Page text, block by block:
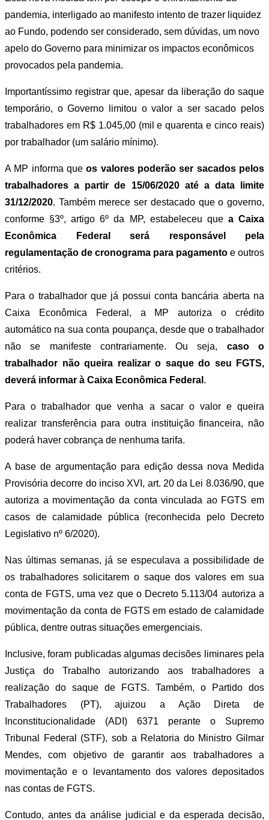
pandemia, interligado ao manifesto intento de trazer liquidez
ao Fundo, podendo ser considerado, sem dúvidas, um novo
apelo do Governo para minimizar os impactos econômicos
provocados pela pandemia.
Importantíssimo registrar que, apesar da liberação do saque
temporário, o Governo limitou o valor a ser sacado pelos
trabalhadores em R$ 1.045,00 (mil e quarenta e cinco reais)
por trabalhador (um salário mínimo).
A MP informa queos valores poderão ser sacados pelos
trabalhadores a partir de 15/06/2020 até a data limite
31/12/2020. Também merece ser destacado que o governo,
conforme §3º, artigo 6º da MP, estabeleceu que a Caixa
Econômica Federal será responsável pela
regulamentação de cronograma para pagamento e outros
critérios.
Para o trabalhador que já possui conta bancária aberta na
Caixa Econômica Federal, a MP autoriza o crédito
automático na sua conta poupança, desde que o trabalhador
não se manifeste contrariamente. Ou seja, caso o
trabalhador não queira realizar o saque do seu FGTS,
deverá informar à Caixa Econômica Federal .
Para o trabalhador que venha a sacar o valor e queira
realizar transferência para outra instituição financeira, não
poderá haver cobrança de nenhuma tarifa.
A base de argumentação para edição dessa nova Medida
Provisória decorre do inciso XVI, art. 20 da Lei 8.036/90, que
autoriza a movimentação da conta vinculada ao FGTS em
casos de calamidade pública (reconhecida pelo Decreto
Legislativo nº 6/2020).
Nas últimas semanas, já se especulava a possibilidade de
os trabalhadores solicitarem o saque dos valores em sua
conta de FGTS, uma vez que o Decreto 5.113/04 autoriza a
movimentação da conta de FGTS em estado de calamidade
pública, dentre outras situações emergenciais.
Inclusive, foram publicadas algumas decisões liminares pela
Justiça do Trabalho autorizando aos trabalhadores a
realização do saque de FGTS. Também, o Partido dos
Trabalhadores (PT), ajuizou a Ação Direta de
Inconstitucionalidade (ADI) 6371 perante o Supremo
Tribunal Federal (STF), sob a Relatoria do Ministro Gilmar
Mendes, com objetivo de garantir aos trabalhadores a
movimentação e o levantamento dos valores depositados
nas contas de FGTS.
Contudo, antes da análise judicial e da esperada decisão,